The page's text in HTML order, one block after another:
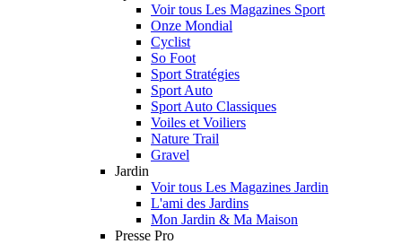
Voir tous Les Magazines Sport
Onze Mondial
Cyclist
So Foot
Sport Stratégies
Sport Auto
Sport Auto Classiques
Voiles et Voiliers
Nature Trail
Gravel
Jardin
Voir tous Les Magazines Jardin
L'ami des Jardins
Mon Jardin & Ma Maison
Presse Pro